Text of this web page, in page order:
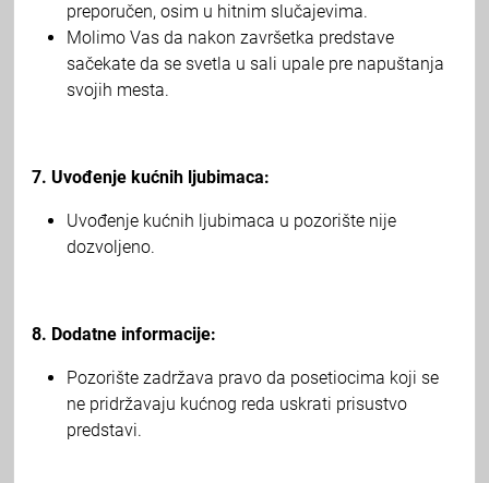
preporučen, osim u hitnim slučajevima.
Molimo Vas da nakon završetka predstave
sačekate da se svetla u sali upale pre napuštanja
svojih mesta.
7. Uvođenje kućnih ljubimaca:
Uvođenje kućnih ljubimaca u pozorište nije
dozvoljeno.
8. Dodatne informacije:
Pozorište zadržava pravo da posetiocima koji se
ne pridržavaju kućnog reda uskrati prisustvo
predstavi.